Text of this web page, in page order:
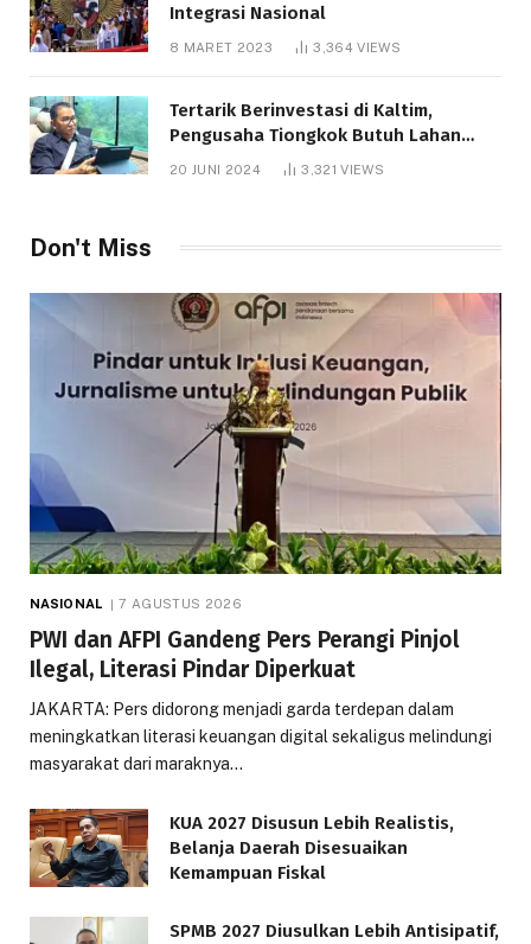
Integrasi Nasional
8 MARET 2023 3,364VIEWS
Tertarik Berinvestasi di Kaltim,
Pengusaha Tiongkok Butuh Lahan
1.000 Hektare
20 JUNI 2024 3,321VIEWS
Don't Miss
NASIONAL 7 AGUSTUS 2026
PWI dan AFPI Gandeng Pers Perangi Pinjol
Ilegal, Literasi Pindar Diperkuat
JAKARTA: Pers didorong menjadi garda terdepan dalam
meningkatkan literasi keuangan digital sekaligus melindungi
masyarakat dari maraknya…
KUA 2027 Disusun Lebih Realistis,
Belanja Daerah Disesuaikan
Kemampuan Fiskal
SPMB 2027 Diusulkan Lebih Antisipatif,